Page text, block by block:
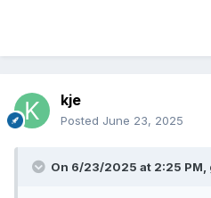
kje
Posted June 23, 2025
On 6/23/2025 at 2:25 PM,